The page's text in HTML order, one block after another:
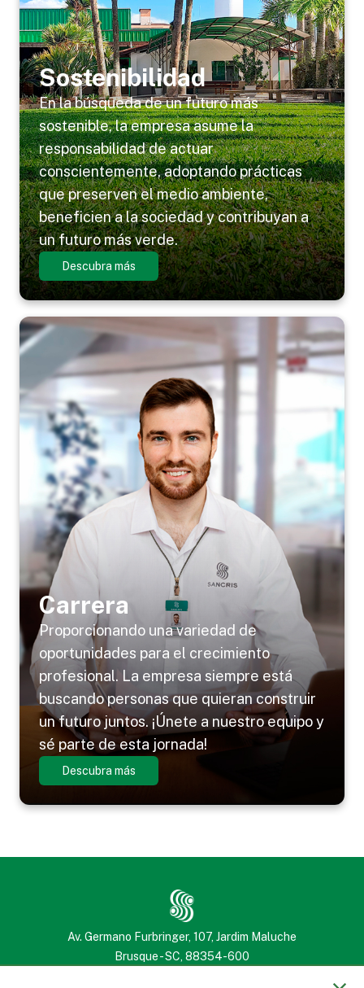
Sostenibilidad
En la búsqueda de un futuro más
sostenible, la empresa asume la
responsabilidad de actuar
conscientemente, adoptando prácticas
que preserven el medio ambiente,
beneficien a la sociedad y contribuyan a
un futuro más verde.
Descubra más
Carrera
Proporcionando una variedad de
oportunidades para el crecimiento
profesional. La empresa siempre está
buscando personas que quieran construir
un futuro juntos. ¡Únete a nuestro equipo y
sé parte de esta jornada!
Descubra más
Av. Germano Furbringer, 107, Jardim Maluche
Brusque - SC, 88354-600